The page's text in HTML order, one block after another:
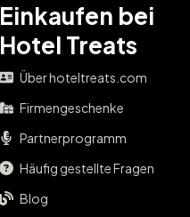
Einkaufen bei
Hotel Treats
Über hoteltreats.com
Firmengeschenke
Partnerprogramm
Häufig gestellte Fragen
Blog